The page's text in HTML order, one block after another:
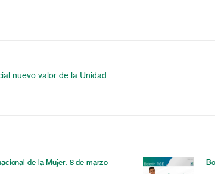
nuevo valor de la Unidad
de la Mujer: 8 de marzo